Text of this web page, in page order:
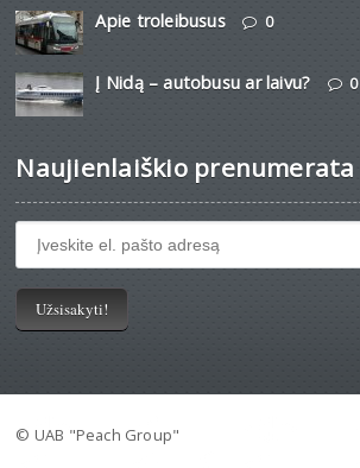
Apie troleibusus 0
Į Nidą – autobusu ar laivu? 0
Naujienlaiškio prenumerata
© UAB "Peach Group"